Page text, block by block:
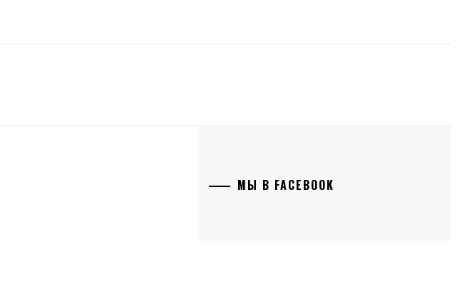
МЫ В FACEBOOK